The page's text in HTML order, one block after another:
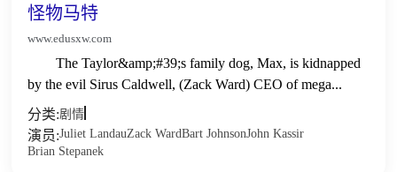
怪物马特
www.edusxw.com
The Taylor&amp;#39;s family dog, Max, is kidnapped
by the evil Sirus Caldwell, (Zack Ward) CEO of mega...
分类:剧情
演员:Juliet LandauZack WardBart JohnsonJohn Kassir
Brian Stepanek